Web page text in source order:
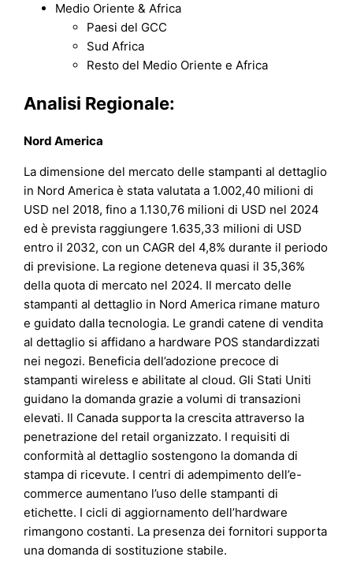
Medio Oriente & Africa
Paesi del GCC
Sud Africa
Resto del Medio Oriente e Africa
Analisi Regionale:
Nord America
La dimensione del mercato delle stampanti al dettaglio
in Nord America è stata valutata a 1.002,40 milioni di
USD nel 2018, fino a 1.130,76 milioni di USD nel 2024
ed è prevista raggiungere 1.635,33 milioni di USD
entro il 2032, con un CAGR del 4,8% durante il periodo
di previsione. La regione deteneva quasi il 35,36%
della quota di mercato nel 2024. Il mercato delle
stampanti al dettaglio in Nord America rimane maturo
e guidato dalla tecnologia. Le grandi catene di vendita
al dettaglio si affidano a hardware POS standardizzati
nei negozi. Beneficia dell’adozione precoce di
stampanti wireless e abilitate al cloud. Gli Stati Uniti
guidano la domanda grazie a volumi di transazioni
elevati. Il Canada supporta la crescita attraverso la
penetrazione del retail organizzato. I requisiti di
conformità al dettaglio sostengono la domanda di
stampa di ricevute. I centri di adempimento dell’e-
commerce aumentano l’uso delle stampanti di
etichette. I cicli di aggiornamento dell’hardware
rimangono costanti. La presenza dei fornitori supporta
una domanda di sostituzione stabile.